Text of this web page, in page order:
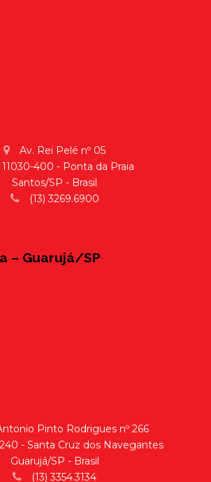
Av. Rei Pelé nº 05
11030-400 - Ponta da Praia
Santos/SP - Brasil
(13) 3269.6900
– Guarujá/SP
Pinto Rodrigues nº 266
240 - Santa Cruz dos Navegantes
Guarujá/SP - Brasil
(13) 3354.3134